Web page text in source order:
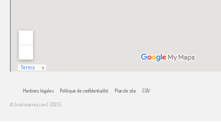
Mentions légales Politique de confidentialité Plan de site CGV
© [malvinacrea.com] [2025]